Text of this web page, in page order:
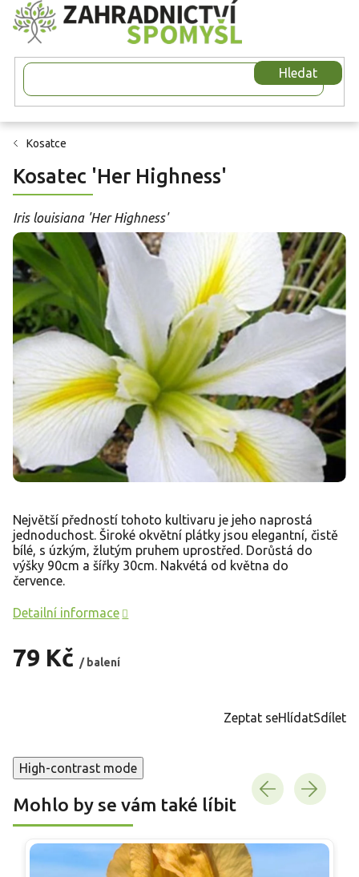
Přejít
na
obsah
Hledat
Kosatce
Kosatec 'Her Highness'
Iris louisiana 'Her Highness'
79 Kč / balení
Největší předností tohoto kultivaru je jeho naprostá
jednoduchost. Široké okvětní plátky jsou elegantní, čistě
bílé, s úzkým, žlutým pruhem uprostřed. Dorůstá do
výšky 90cm a šířky 30cm. Nakvétá od května do
července.
Detailní informace
Zeptat seHlídatSdílet
High-contrast mode
Mohlo by se vám také líbit